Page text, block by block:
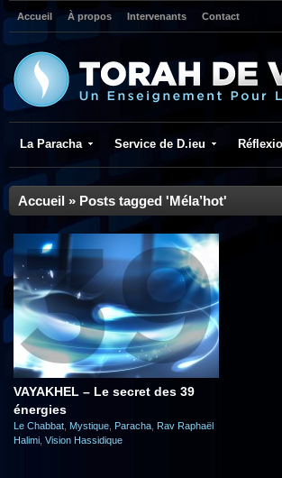
Accueil À propos Intervenants Contact
La Paracha Service de D.ieu
Accueil » Posts tagged 'Méla’hot'
VAYAKHEL – Le secret des 39
énergies
Le Chabbat Mystique Paracha Rav Raphaël
Halimi Vision Hassidique